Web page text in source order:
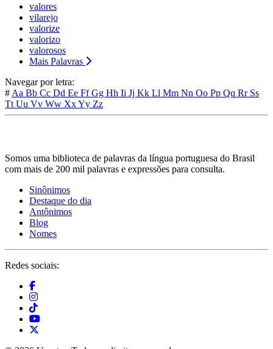
valores
vilarejo
valorize
valorizo
valorosos
Mais Palavras
Navegar por letra:
# Aa Bb Cc Dd Ee FfGg Hh Ii Jj Kk Ll Mm Nn Oo Pp Qq Rr Ss
Tt Uu Vv Ww XxYy Zz
Somos uma biblioteca de palavras da língua portuguesa do Brasil
com mais de 200 mil palavras e expressões para consulta.
Sinônimos
Destaque do dia
Antônimos
Blog
Nomes
Redes sociais: